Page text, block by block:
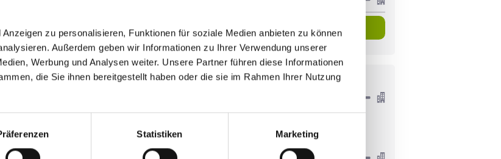
zu personalisieren, Funktionen für soziale Medien anbieten zu können
Außerdem geben wir Informationen zu Ihrer Verwendung unserer
Werbung und Analysen weiter. Unsere Partner führen diese Informationen
die Sie ihnen bereitgestellt haben oder die sie im Rahmen Ihrer Nutzung
Statistiken Marketing
Pakete anzeigen
London
P.P. AB
€ 680